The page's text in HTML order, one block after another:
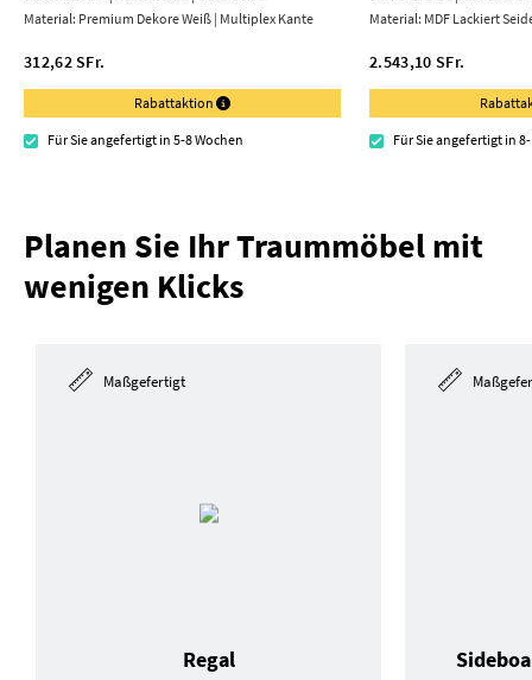
Material: Premium Dekore Weiß | Multiplex Kante
312,62 SFr.
Rabattaktion
Für Sie angefertigt in 5-8 Wochen
Material: MDF Lackiert
2.543,10 SFr.
Für Sie angefertigt in
Planen Sie Ihr Traummöbel mit
wenigen Klicks
Maßgefertigt
Regal